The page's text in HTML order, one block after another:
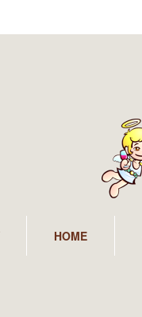
HOME